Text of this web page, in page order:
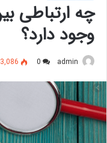
چه ارتباطی
وجود دارد؟
admin
0
3,086